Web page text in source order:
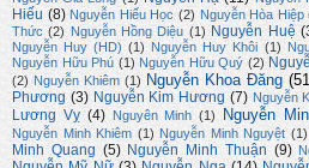
Hiếu (8) Nguyễn Hiếu Học (2) Nguyễn Hòa Hiệp
Thức (2) Nguyễn Hồng Diệu (1) Nguyễn Huệ
Nguyễn Huy (HD) (1) Nguyễn Huy Khôi (1)
Nguyễn Hữu Phú (1) Nguyễn Hữu Quý (2)
(2) Nguyễn Khiêm (1) Nguyễn Khoa Đăng
Phương (3) Nguyễn Kim Hương (7) Nguyễn
Lương Vỵ (4) Nguyên Minh (1) Nguyễn
Nguyễn Minh Khiêm (1) Nguyễn Minh Nguyệt (1)
Minh Quang (5) Nguyễn Minh Thuận (9)